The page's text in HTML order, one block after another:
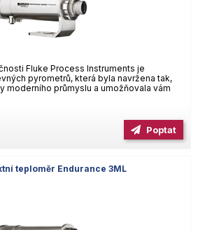
Fluke Process Instruments je
pyrometrů, která byla navržena tak,
moderního průmyslu a umožňovala vám
Poptat
teploměr Endurance 3ML